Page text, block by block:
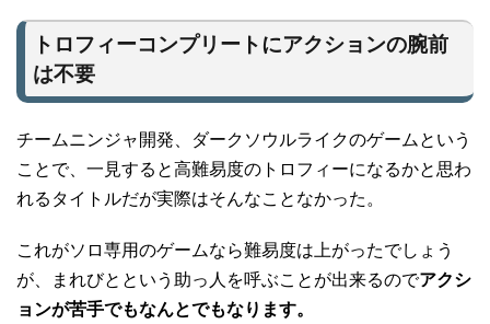
トロフィーコンプリートにアクションの腕前
は不要
チームニンジャ開発、ダークソウルライクのゲームという
ことで、一見すると高難易度のトロフィーになるかと思わ
れるタイトルだが実際はそんなことなかった。
これがソロ専用のゲームなら難易度は上がったでしょう
が、まれびとという助っ人を呼ぶことが出来るのでアクシ
ョンが苦手でもなんとでもなります。